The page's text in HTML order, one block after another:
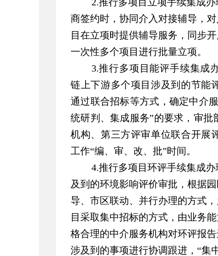
商签约时，协同介入对接辅导，
目在立项时提供辅导服务，同步
一次性多个项目进行批量立项。
3.推行多项目能评手续集成
链上下游多个项目涉及到的节能
通过联合招标等方式，确定中介
统研判、集成服务”的要求，审
机构、第三方评审单位联合开展
工作“编、审、改、批”时间。
4.推行多项目环评手续集成办
及到的环境影响评价审批，根据
导、市区联动、并行办理的方式
目采取集中招标的方式，由业务
格合理的中介服务机构对环评报
涉及到的事项进行协调跟进，“集